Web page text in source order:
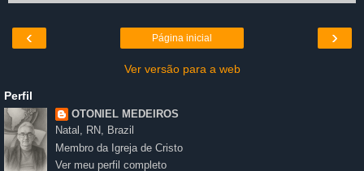
‹ ›
Página inicial
Ver versão para a web
Perfil
OTONIEL MEDEIROS
Natal, RN, Brazil
Membro da Igreja de Cristo
Ver meu perfil completo